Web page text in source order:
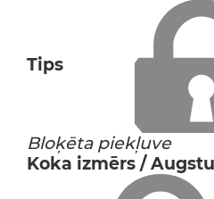
Tips
Bloķēta piekļuve
Koka izmērs /